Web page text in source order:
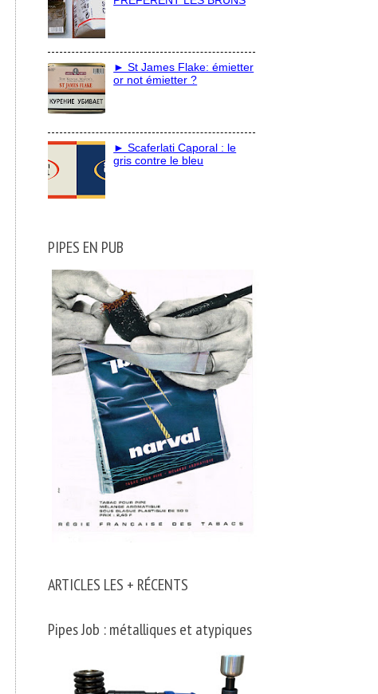
► St James Flake: émietter
or not émietter ?
► Scaferlati Caporal : le
gris contre le bleu
PIPES EN PUB
ARTICLES LES + RÉCENTS
Pipes Job : métalliques et atypiques